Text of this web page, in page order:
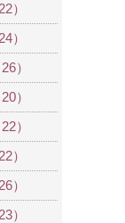
）
）
）
）
）
）
）
）